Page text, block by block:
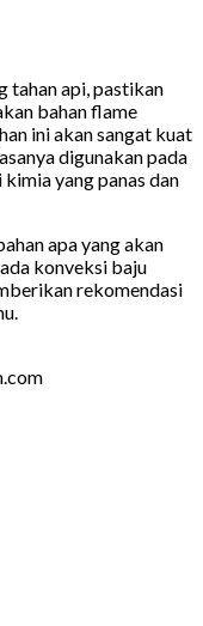
tahan api, pastikan
bahan flame
ini akan sangat kuat
digunakan pada
yang panas dan
apa yang akan
konveksi baju
rekomendasi